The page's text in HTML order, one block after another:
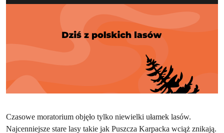
Czasowe moratorium objęło tylko niewielki ułamek lasów.
Najcenniejsze stare lasy takie jak Puszcza Karpacka wciąż znikają.